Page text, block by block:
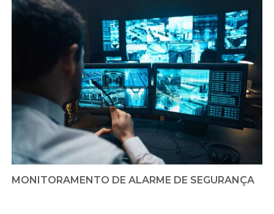
MONITORAMENTO DE ALARME DE SEGURANÇA